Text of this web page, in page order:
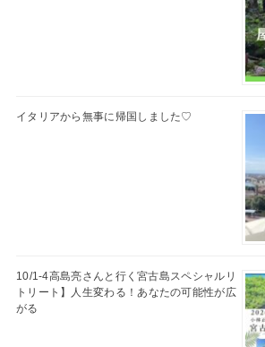
イタリアから無事に帰国しました♡
10/1-4高島亮さんと行く宮古島スペシャルリ
トリート】人生変わる！あなたの可能性が広
がる